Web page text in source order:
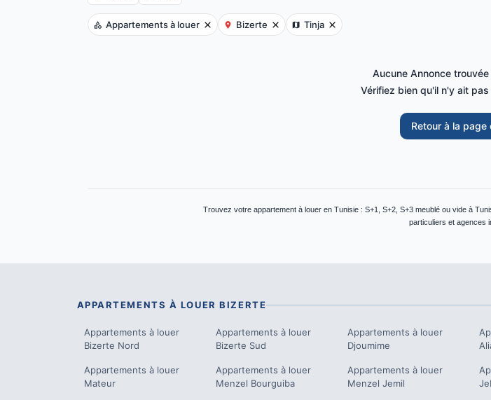
Appartements à louer Bizerte Tinja
Aucune Annonce
Vérifiez bien qu'il n'y ait
Retour à la page
Trouvez votre appartement à louer en Tunisie : S+1, S+2, S+3 meublé ou vide à
particuliers et agences
APPARTEMENTS À LOUER BIZERTE
Appartements à louer
Bizerte Nord
Appartements à louer
Bizerte Sud
Appartements à louer
Djoumime
Appartements à louer
Mateur
Appartements à louer
Menzel Bourguiba
Appartements à louer
Menzel Jemil